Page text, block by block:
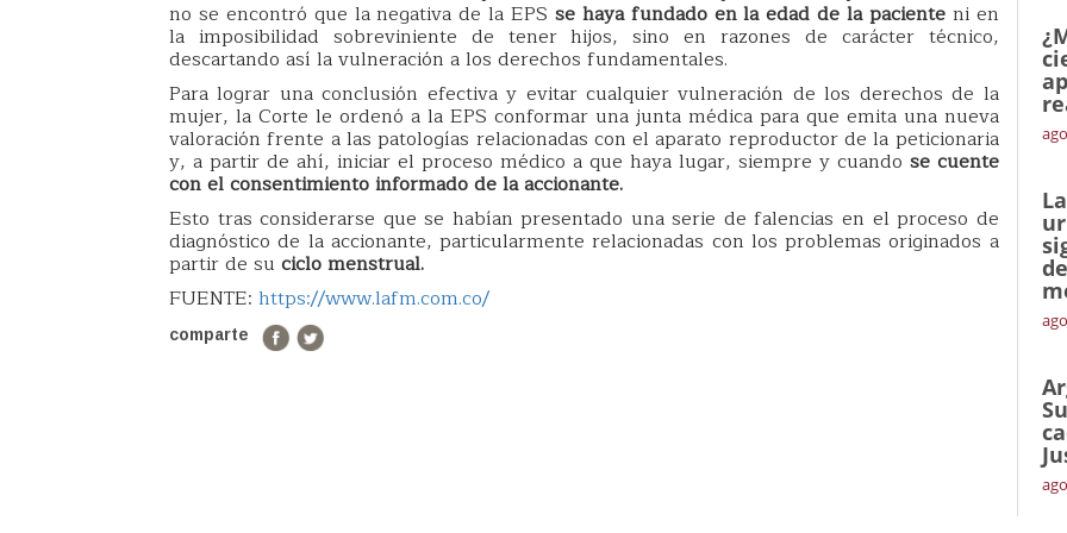
no se encontró que la negativa de la EPS se haya fundado en la edad de la paciente ni en
la imposibilidad sobreviniente de tener hijos, sino en razones de carácter técnico,
descartando así la vulneración a los derechos fundamentales.
Para lograr una conclusión efectiva y evitar cualquier vulneración de los derechos de la
mujer, la Corte le ordenó a la EPS conformar una junta médica para que emita una nueva
valoración frente a las patologías relacionadas con el aparato reproductor de la peticionaria
y, a partir de ahí, iniciar el proceso médico a que haya lugar, siempre y cuando se cuente
con el consentimiento informado de la accionante.
Esto tras considerarse que se habían presentado una serie de falencias en el proceso de
diagnóstico de la accionante, particularmente relacionadas con los problemas originados a
partir de su ciclo menstrual.
FUENTE: https://www.lafm.com.co/
comparte